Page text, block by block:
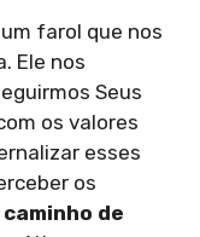
farol que nos
Ele nos
Seus
os valores
esses
os
caminho de